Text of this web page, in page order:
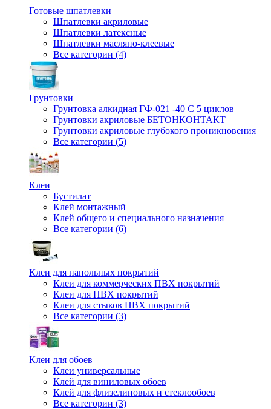
Готовые шпатлевки
Шпатлевки акриловые
Шпатлевки латексные
Шпатлевки масляно-клеевые
Все категории (4)
Грунтовки
Грунтовка алкидная ГФ-021 -40 С 5 циклов
Грунтовки акриловые БЕТОНКОНТАКТ
Грунтовки акриловые глубокого проникновения
Все категории (5)
Клеи
Бустилат
Клей монтажный
Клей общего и специального назначения
Все категории (6)
Клеи для напольных покрытий
Клеи для коммерческих ПВХ покрытий
Клеи для ПВХ покрытий
Клеи для стыков ПВХ покрытий
Все категории (3)
Клеи для обоев
Клеи универсальные
Клей для виниловых обоев
Клей для флизелиновых и стеклообоев
Все категории (3)